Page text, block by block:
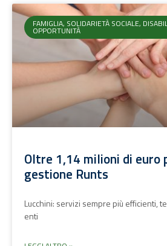
FAMIGLIA, SOLIDARIETÀ SOCIALE,
OPPORTUNITÀ
Oltre 1,14 milioni di euro
gestione Runts
Lucchini: servizi sempre più efficienti,
enti